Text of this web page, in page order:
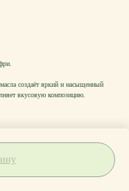
создаёт яркий и насыщенный
вкусовую композицию.